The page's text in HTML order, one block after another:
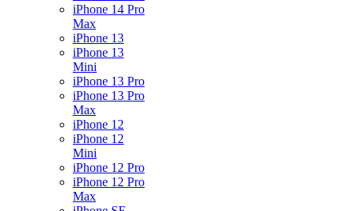
iPhone 14 Pro
Max
iPhone 13
iPhone 13
Mini
iPhone 13 Pro
iPhone 13 Pro
Max
iPhone 12
iPhone 12
Mini
iPhone 12 Pro
iPhone 12 Pro
Max